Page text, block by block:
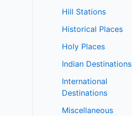
Hill Stations
Historical Places
Holy Places
Indian Destinations
International
Destinations
Miscellaneous